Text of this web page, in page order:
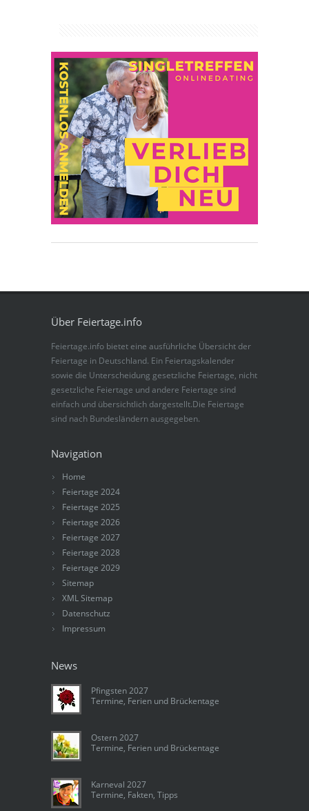
Über Feiertage.info
Feiertage.info bietet eine ausführliche Übersicht der
Feiertage in Deutschland. Ein Feiertagskalender
sowie die Unterscheidung gesetzliche Feiertage, nicht
gesetzliche Feiertage und andere Feiertage sind
einfach und übersichtlich dargestellt.Die Feiertage
sind nach Bundesländern ausgegeben.
Navigation
Home
Feiertage 2024
Feiertage 2025
Feiertage 2026
Feiertage 2027
Feiertage 2028
Feiertage 2029
Sitemap
XML Sitemap
Datenschutz
Impressum
News
Pfingsten 2027
Termine, Ferien und Brückentage
Ostern 2027
Termine, Ferien und Brückentage
Karneval 2027
Termine, Fakten, Tipps